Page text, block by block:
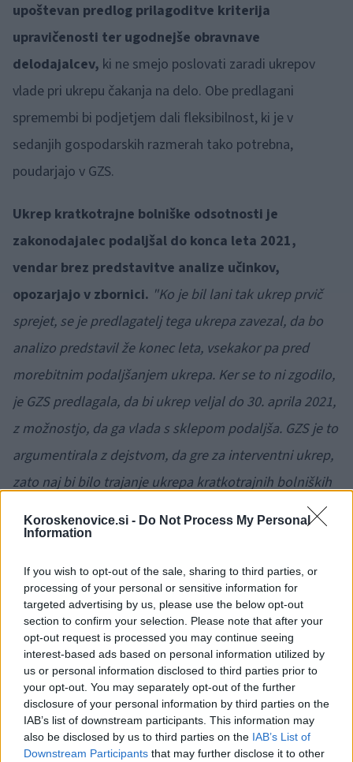
Koroskenovice.si - Do Not Process My Personal
Information
If you wish to opt-out of the sale, sharing to third parties, or
processing of your personal or sensitive information for
targeted advertising by us, please use the below opt-out
section to confirm your selection. Please note that after your
opt-out request is processed you may continue seeing
interest-based ads based on personal information utilized by
us or personal information disclosed to third parties prior to
your opt-out. You may separately opt-out of the further
disclosure of your personal information by third parties on the
IAB’s list of downstream participants. This information may
also be disclosed by us to third parties on the IAB’s List of
Downstream Participants that may further disclose it to other
upoštevan predlog prilagoditve kriterija
upravičenosti ter ugodnejše obravnave
delodajalcev, ki ne smejo poslovati zaradi ukrepov
vlade pri ukrepu čakanja na delo. Obe predlagani
spremembi bi podjetjem dali fleksibilnost, ki je v
sedanjih gospodarskih razmerah tako potrebna,
poudarjajo v GZS.
Ukrep kratkotrajne bolniške odsotnosti je
zakonodajalec podaljšal do konca leta 2021,
vendar brez predstavitve analize učinkov,
opozarjajo v zbornici. "Ko je bil lani tak ukrep prvič
sprejet, se je predlagatelj tega ukrepa zavezal, da bo
analizo predstavil že konec leta, vsekakor pa pred
morebitnim podaljšanjem ukrepa. Ker se to ni zgodilo,
je GZS predlagala, da bi ukrep veljal do 30. aprila 2021,
z možnostjo, da ga vlada s sklepom podaljša. GZS je to
argumentirala z dejstvom, da gre za interventni ukrep,
zato naj bi bilo trajanje ukrepa kratkotrajnih bolniških
epidemije,"so pojasnili.
GZS pričakuje, da bo vlada manjkajoče ukrepe
naslovila v devetem interventnem zakonu. Pripravo
tega vlada napoveduje še v tem mesecu, GZS pa je
pripravljena pomagati pri oblikovanju takšnih ukrepov, ki
bodo v čim večji meri upoštevali potrebe gospodarstva
in prispevali k temu, da iz krize izidemo v čim boljši
kondiciji.